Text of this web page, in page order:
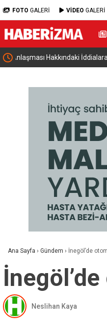
FOTO GALERİ VİDEO GALERİ
Bakan Şimşek, Gercüş’te
Ana Sayfa › Gündem › İnegöl’de
Neslihan Kaya